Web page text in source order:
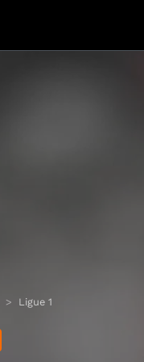
Ligue 1